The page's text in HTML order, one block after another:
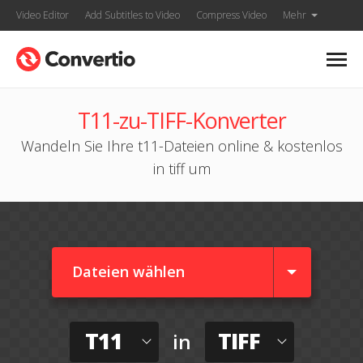
Video Editor Add Subtitles to Video Compress Video Mehr
T11-zu-TIFF-Konverter
Wandeln Sie Ihre t11-Dateien online & kostenlos
in tiff um
Dateien wählen
T11 in TIFF